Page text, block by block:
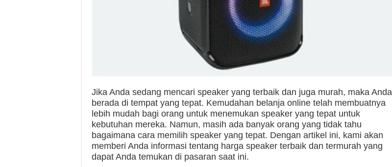
Jika Anda sedang mencari speaker yang terbaik dan juga murah, maka Anda
berada di tempat yang tepat. Kemudahan belanja online telah membuatnya
lebih mudah bagi orang untuk menemukan speaker yang tepat untuk
kebutuhan mereka. Namun, masih ada banyak orang yang tidak tahu
bagaimana cara memilih speaker yang tepat. Dengan artikel ini, kami akan
memberi Anda informasi tentang harga speaker terbaik dan termurah yang
dapat Anda temukan di pasaran saat ini.